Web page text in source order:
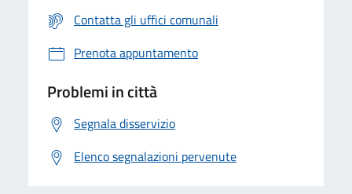
Contatta gli uffici comunali
Prenota appuntamento
Problemi in città
Segnala disservizio
Elenco segnalazioni pervenute